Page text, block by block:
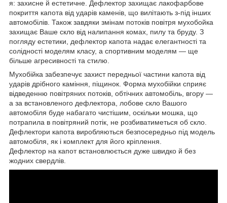
я: захисне й естетичне. Дефлектор захищає лакофарбове
покриття капота від ударів каменів, що вилітають з-під інших
автомобілів. Також завдяки змінам потоків повітря мухобойка
захищає Ваше скло від налипання комах, пилу та бруду. З
погляду естетики, дефлектор капота надає елегантності та
солідності моделям класу, а спортивним моделям — ще
більше агресивності та стилю.
Мухобійка забезпечує захист передньої частини капота від
ударів дрібного каміння, піщинок. Форма мухобійки сприяє
відведенню повітряних потоків, обтічних автомобіль, вгору —
а за встановленого дефлектора, лобове скло Вашого
автомобіля буде набагато чистішим, оскільки мошка, що
потрапила в повітряний потік, не розбиватиметься об скло.
Дефлектори капота виробляються безпосередньо під модель
автомобіля, як і комплект для його кріплення.
Дефлектор на капот встановлюється дуже швидко й без
жодних свердлів.